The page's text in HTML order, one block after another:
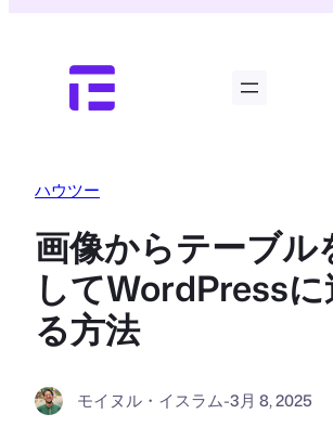
ハウツー
画像からテーブル
してWordPress
る方法
モイヌル・イスラム-3月 8, 2025